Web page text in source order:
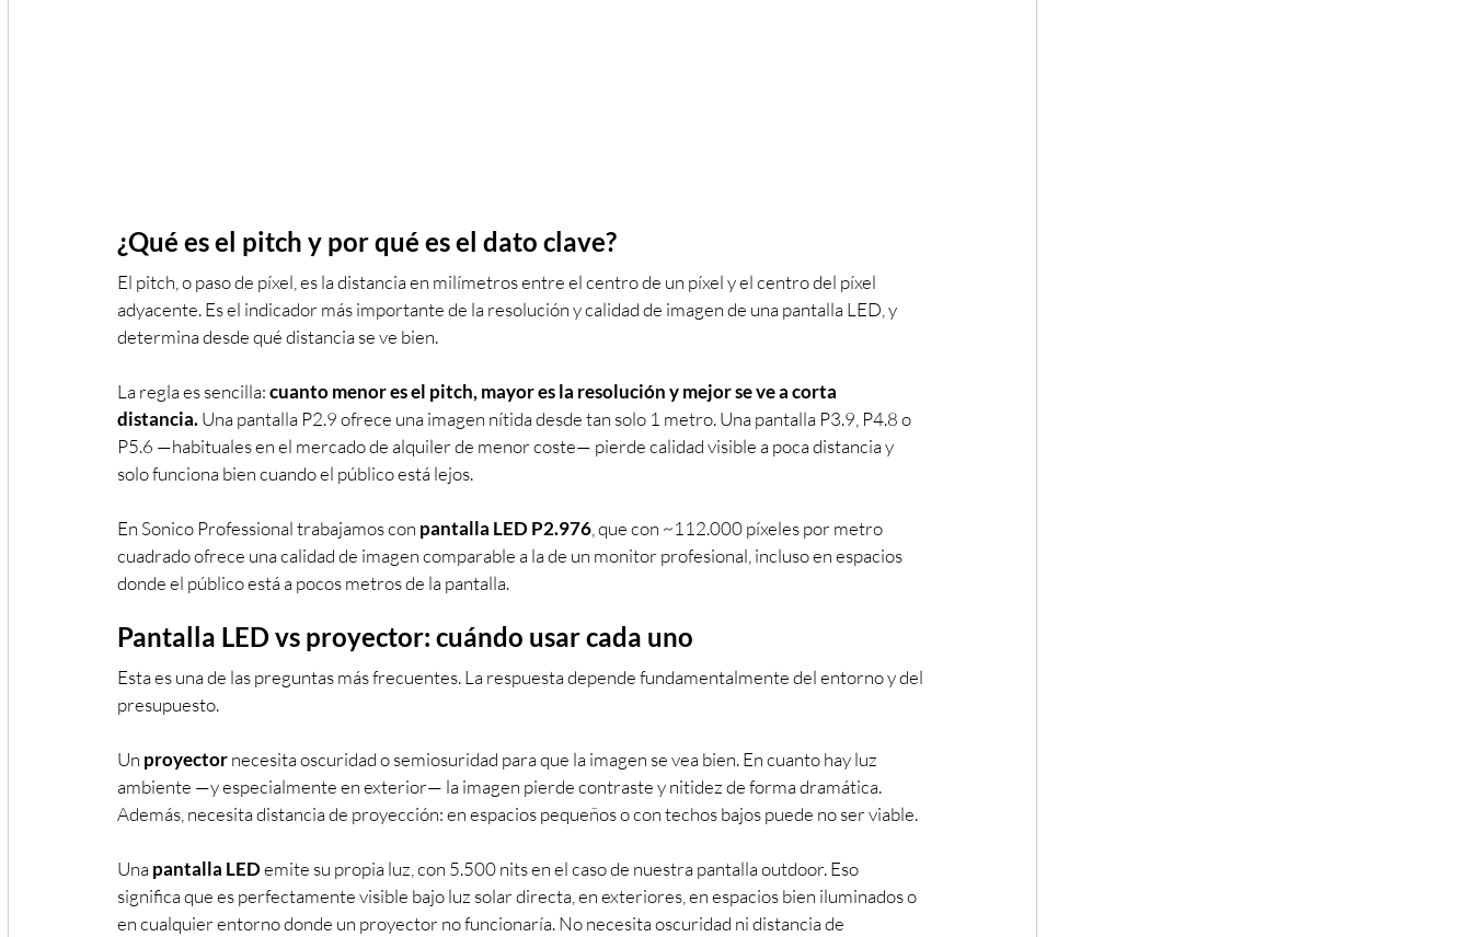
¿Qué es el pitch y por qué es el dato clave?
El pitch, o paso de píxel, es la distancia en milímetros entre el centro de un píxel y el centro del píxel
adyacente. Es el indicador más importante de la resolución y calidad de imagen de una pantalla LED, y
determina desde qué distancia se ve bien.
La regla es sencilla: cuanto menor es el pitch, mayor es la resolución y mejor se ve a corta
distancia. Una pantalla P2.9 ofrece una imagen nítida desde tan solo 1 metro. Una pantalla P3.9, P4.8 o
P5.6 —habituales en el mercado de alquiler de menor coste— pierde calidad visible a poca distancia y
solo funciona bien cuando el público está lejos.
En Sonico Professional trabajamos con pantalla LED P2.976 , que con ~112.000 píxeles por metro
cuadrado ofrece una calidad de imagen comparable a la de un monitor profesional, incluso en espacios
donde el público está a pocos metros de la pantalla.
Pantalla LED vs proyector: cuándo usar cada uno
Esta es una de las preguntas más frecuentes. La respuesta depende fundamentalmente del entorno y del
presupuesto.
Un proyector necesita oscuridad o semiosuridad para que la imagen se vea bien. En cuanto hay luz
ambiente —y especialmente en exterior— la imagen pierde contraste y nitidez de forma dramática.
Además, necesita distancia de proyección: en espacios pequeños o con techos bajos puede no ser viable.
Una pantalla LED emite su propia luz, con 5.500 nits en el caso de nuestra pantalla outdoor. Eso
significa que es perfectamente visible bajo luz solar directa, en exteriores, en espacios bien iluminados o
en cualquier entorno donde un proyector no funcionaría. No necesita oscuridad ni distancia de